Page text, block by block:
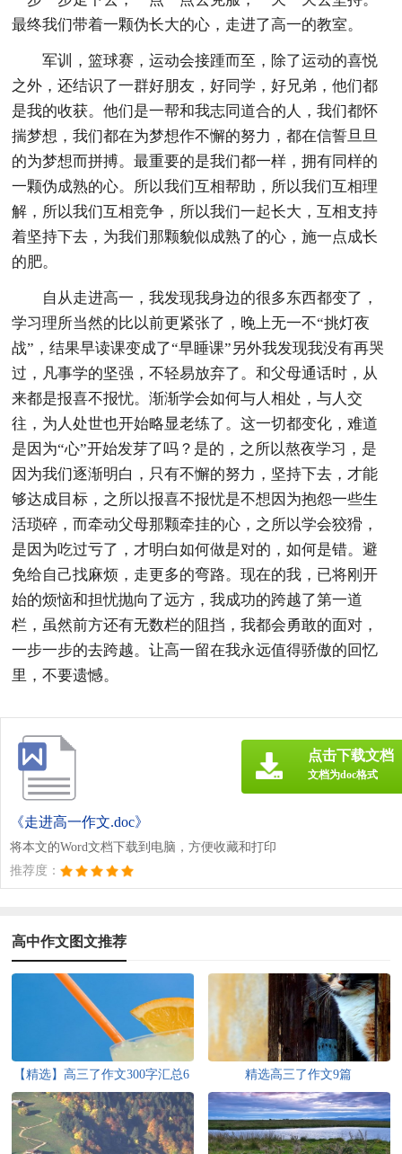
最终我们带着一颗伪长大的心，走进了高一的教室。
军训，篮球赛，运动会接踵而至，除了运动的喜悦
之外，还结识了一群好朋友，好同学，好兄弟，他们都
是我的收获。他们是一帮和我志同道合的人，我们都怀
揣梦想，我们都在为梦想作不懈的努力，都在信誓旦旦
的为梦想而拼搏。最重要的是我们都一样，拥有同样的
一颗伪成熟的心。所以我们互相帮助，所以我们互相理
解，所以我们互相竞争，所以我们一起长大，互相支持
着坚持下去，为我们那颗貌似成熟了的心，施一点成长
的肥。
自从走进高一，我发现我身边的很多东西都变了，
学习理所当然的比以前更紧张了，晚上无一不“挑灯夜
战”，结果早读课变成了“早睡课”另外我发现我没有再哭
过，凡事学的坚强，不轻易放弃了。和父母通话时，从
来都是报喜不报忧。渐渐学会如何与人相处，与人交
往，为人处世也开始略显老练了。这一切都变化，难道
是因为“心”开始发芽了吗？是的，之所以熬夜学习，是
因为我们逐渐明白，只有不懈的努力，坚持下去，才能
够达成目标，之所以报喜不报忧是不想因为抱怨一些生
活琐碎，而牵动父母那颗牵挂的心，之所以学会狡猾，
是因为吃过亏了，才明白如何做是对的，如何是错。避
免给自己找麻烦，走更多的弯路。现在的我，已将刚开
始的烦恼和担忧抛向了远方，我成功的跨越了第一道
栏，虽然前方还有无数栏的阻挡，我都会勇敢的面对，
一步一步的去跨越。让高一留在我永远值得骄傲的回忆
里，不要遗憾。
《走进高一作文.doc》
将本文的Word文档下载到电脑，方便收藏和打印
推荐度：
点击下载文档
文档为doc格式
高中作文图文推荐
【精选】高三了作文300字汇总6
篇
精选高三了作文9篇